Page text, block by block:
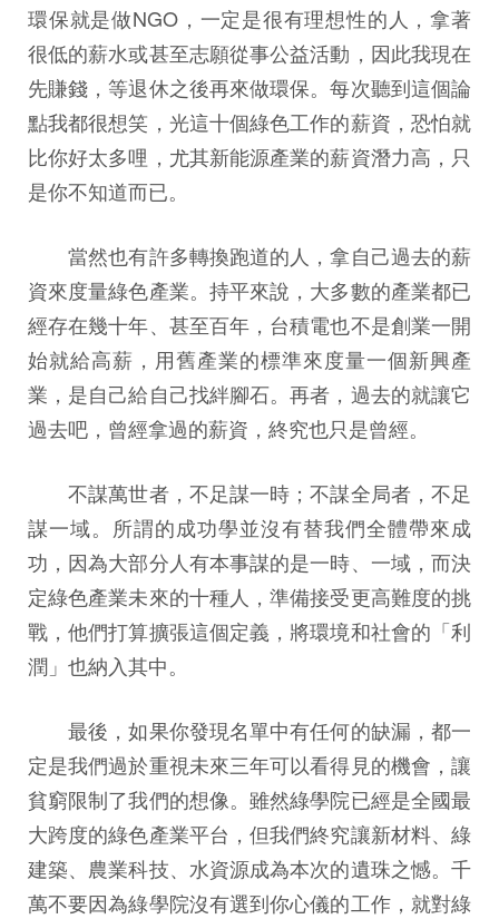
環保就是做NGO，一定是很有理想性的人，拿著
很低的薪水或甚至志願從事公益活動，因此我現在
先賺錢，等退休之後再來做環保。每次聽到這個論
點我都很想笑，光這十個綠色工作的薪資，恐怕就
比你好太多哩，尤其新能源產業的薪資潛力高，只
是你不知道而已。
當然也有許多轉換跑道的人，拿自己過去的薪
資來度量綠色產業。持平來說，大多數的產業都已
經存在幾十年、甚至百年，台積電也不是創業一開
始就給高薪，用舊產業的標準來度量一個新興產
業，是自己給自己找絆腳石。再者，過去的就讓它
過去吧，曾經拿過的薪資，終究也只是曾經。
不謀萬世者，不足謀一時；不謀全局者，不足
謀一域。所謂的成功學並沒有替我們全體帶來成
功，因為大部分人有本事謀的是一時、一域，而決
定綠色產業未來的十種人，準備接受更高難度的挑
戰，他們打算擴張這個定義，將環境和社會的「利
潤」也納入其中。
最後，如果你發現名單中有任何的缺漏，都一
定是我們過於重視未來三年可以看得見的機會，讓
貧窮限制了我們的想像。雖然綠學院已經是全國最
大跨度的綠色產業平台，但我們終究讓新材料、綠
建築、農業科技、水資源成為本次的遺珠之憾。千
萬不要因為綠學院沒有選到你心儀的工作，就對綠